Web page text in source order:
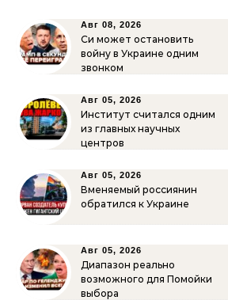
Авг 08, 2026
Си может остановить
войну в Украине одним
звонком
Авг 05, 2026
Институт считался одним
из главных научных
центров
Авг 05, 2026
Вменяемый россиянин
обратился к Украине
Авг 05, 2026
Диапазон реально
возможного для Помойки
выбора